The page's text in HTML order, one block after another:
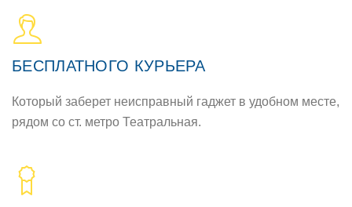
БЕСПЛАТНОГО КУРЬЕРА
Который заберет неисправный гаджет в удобном месте,
рядом со ст. метро Театральная.